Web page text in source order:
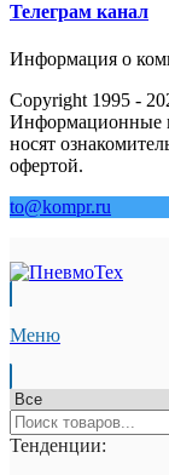
Телеграм канал
Информация о
Copyright 1995 -
Информационные
носят
офертой.
to@kompr.ru
Меню
Тенденции: